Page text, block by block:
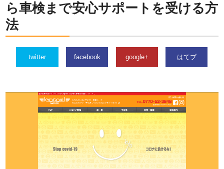
ら車検まで安心サポートを受ける方
法
twitter facebook google+ はてブ